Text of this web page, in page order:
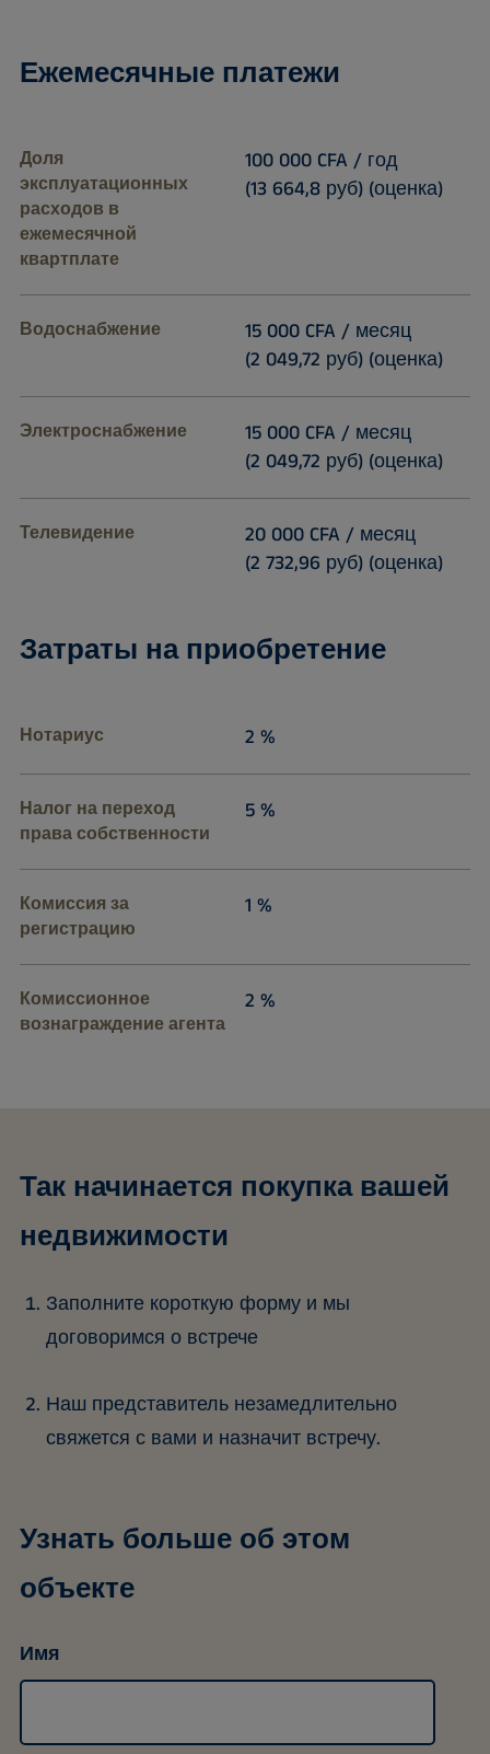
Ежемесячные платежи
Доля
эксплуатационных
расходов в
ежемесячной
квартплате
100 000 CFA / год
(13 664,8 руб) (оценка)
Водоснабжение
15 000 CFA / месяц
(2 049,72 руб) (оценка)
Электроснабжение
15 000 CFA / месяц
(2 049,72 руб) (оценка)
Телевидение
20 000 CFA / месяц
(2 732,96 руб) (оценка)
Затраты на приобретение
Нотариус 2 %
Налог на переход
права собственности
5 %
Комиссия за
регистрацию
1 %
Комиссионное
вознаграждение агента
2 %
Так начинается покупка вашей
недвижимости
Заполните короткую форму и мы
договоримся о встрече
Наш представитель незамедлительно
свяжется с вами и назначит встречу.
Узнать больше об этом
объекте
Имя